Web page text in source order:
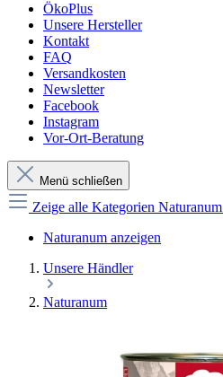
ÖkoPlus
Unsere Hersteller
Kontakt
FAQ
Versandkosten
Newsletter
Facebook
Instagram
Vor-Ort-Beratung
Menü schließen
Zeige alle Kategorien Naturanum
Naturanum anzeigen
Unsere Händler
Naturanum